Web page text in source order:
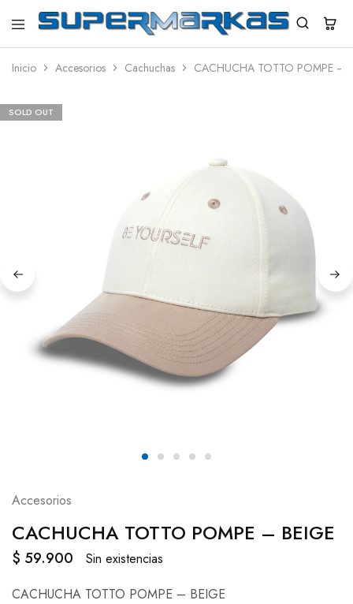
SuperMarkas
Ropa
con
Inicio Accesorios Cachuchas CACHUCHA TOTTO POMPE –
SOLD OUT
Accesorios
CACHUCHA TOTTO POMPE – BEIGE
$ 59.900
Sin existencias
CACHUCHA TOTTO POMPE – BEIGE